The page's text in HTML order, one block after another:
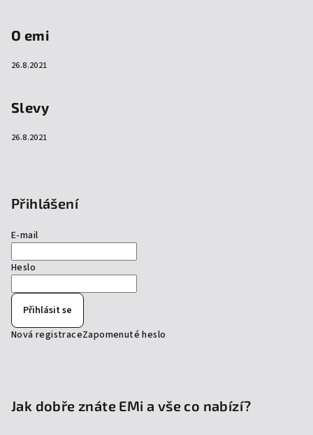
O emi
26.8.2021
Slevy
26.8.2021
Přihlášení
E-mail
Heslo
Přihlásit se
Nová registraceZapomenuté heslo
Jak dobře znáte EMi a vše co nabízí?